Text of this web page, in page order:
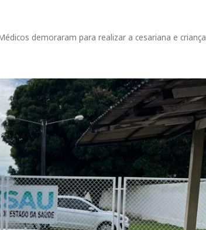
demoraram para realizar a cesariana e criança